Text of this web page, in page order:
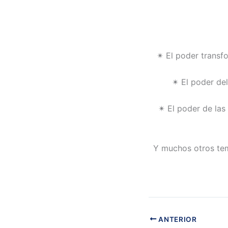
✴ El poder
✴ El poder
✴ El poder de las
Y muchos otros
ANTERIOR